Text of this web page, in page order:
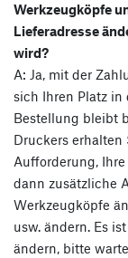
Werkzeugköpfe
Lieferadresse
wird?
A: Ja, mit der
sich Ihren Platz in
Bestellung bleibt
Druckers
Aufforderung,
dann zusätzliche
Werkzeugköpfe
usw. ändern. Es
ändern, bitte